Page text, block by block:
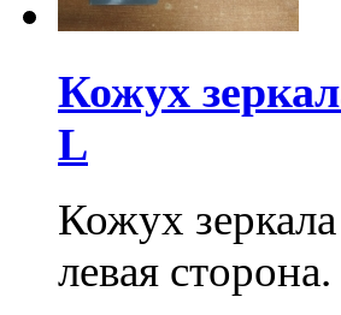
Кожух
L
Кожух
левая сторона.